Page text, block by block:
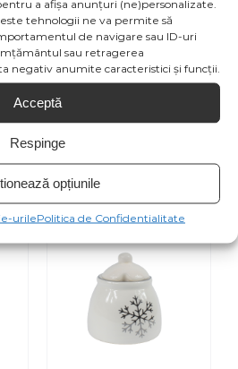
a afișa anunțuri (ne)personalizate.
tehnologii ne va permite să
de navigare sau ID-uri
sau retragerea
negativ anumite caracteristici și funcții.
Acceptă
Respinge
opțiunile
urilePolitica de Confidentialitate
Product
Email This